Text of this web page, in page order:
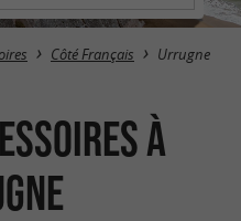
Côté Français Urrugne
à